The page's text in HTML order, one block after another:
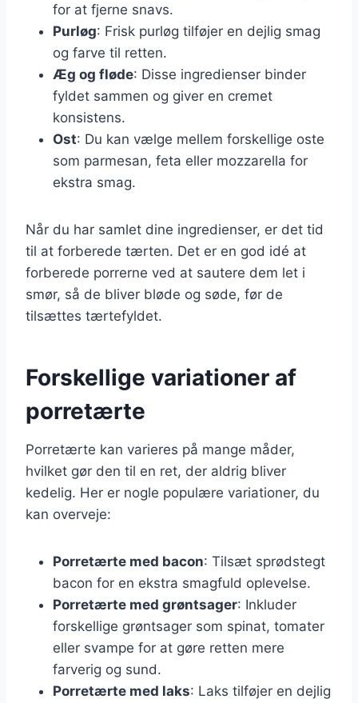
for at fjerne snavs.
Purløg: Frisk purløg tilføjer en dejlig smag
og farve til retten.
Æg og fløde: Disse ingredienser binder
fyldet sammen og giver en cremet
konsistens.
Ost: Du kan vælge mellem forskellige oste
som parmesan, feta eller mozzarella for
ekstra smag.
Når du har samlet dine ingredienser, er det tid
til at forberede tærten. Det er en god idé at
forberede porrerne ved at sautere dem let i
smør, så de bliver bløde og søde, før de
tilsættes tærtefyldet.
Forskellige variationer af
porretærte
Porretærte kan varieres på mange måder,
hvilket gør den til en ret, der aldrig bliver
kedelig. Her er nogle populære variationer, du
kan overveje:
Porretærte med bacon: Tilsæt sprødstegt
bacon for en ekstra smagfuld oplevelse.
Porretærte med grøntsager: Inkluder
forskellige grøntsager som spinat, tomater
eller svampe for at gøre retten mere
farverig og sund.
Porretærte med laks: Laks tilføjer en dejlig